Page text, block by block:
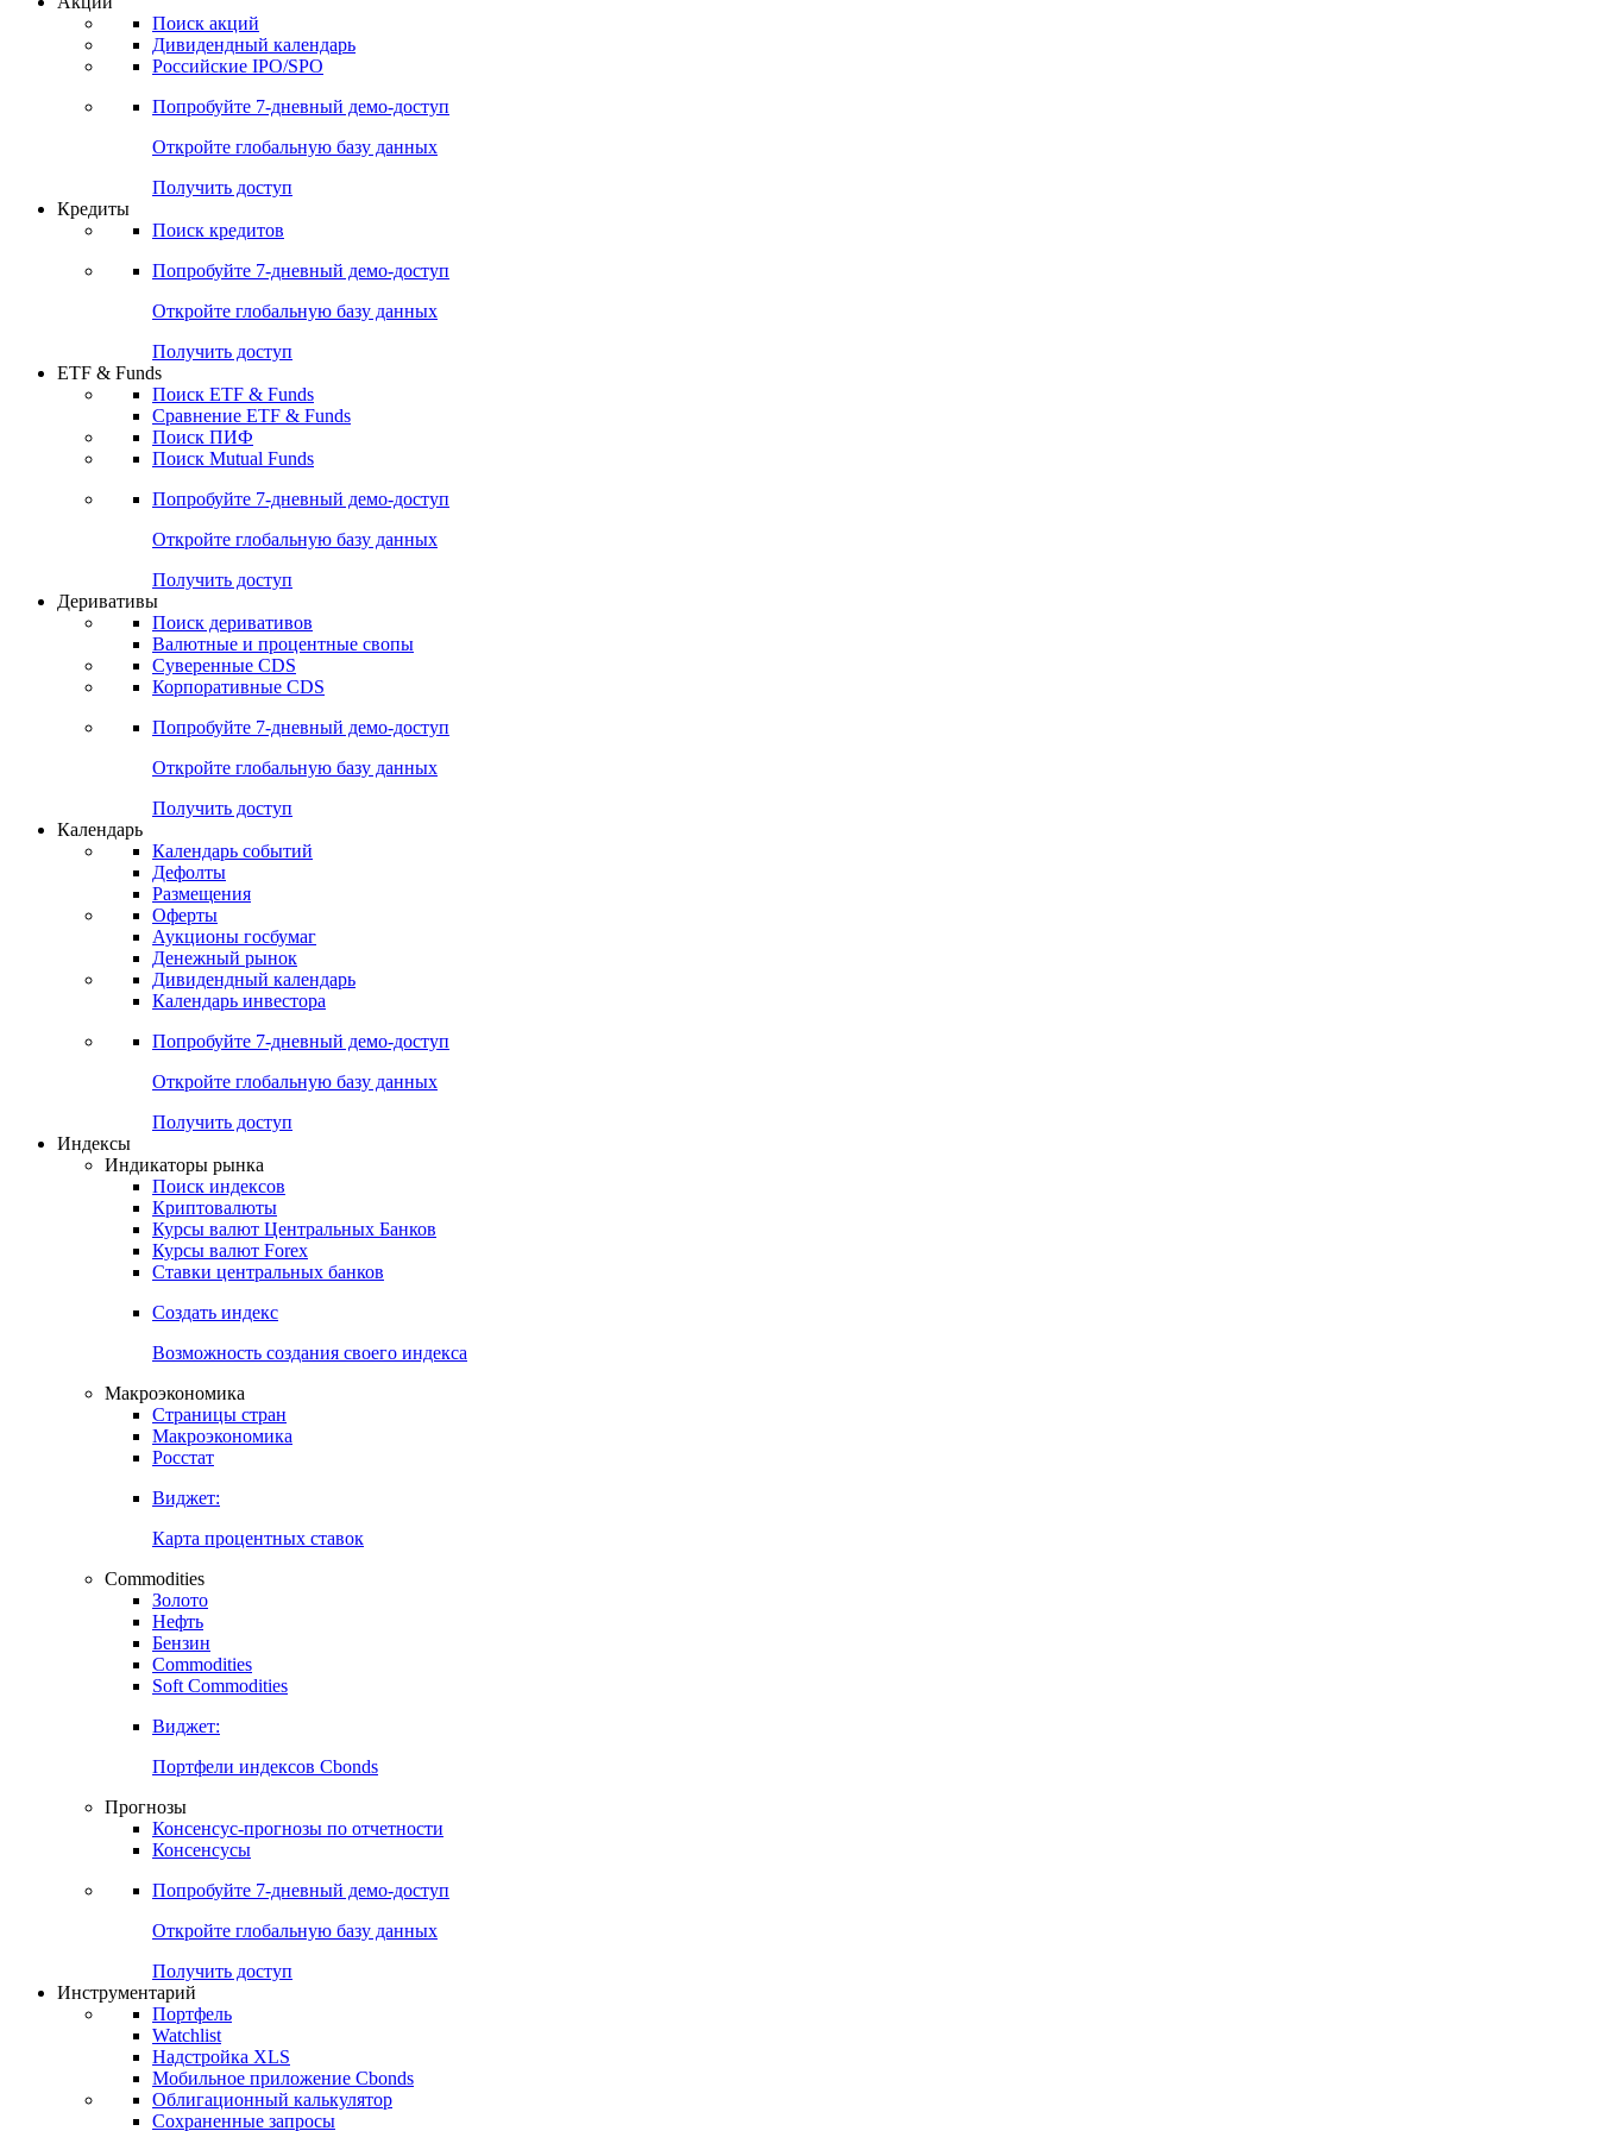
Поиск акций
Дивидендный календарь
Российские IPO/SPO
Попробуйте 7-дневный демо-доступ
Откройте глобальную базу данных
Получить доступ
Кредиты
Поиск кредитов
Попробуйте 7-дневный демо-доступ
Откройте глобальную базу данных
Получить доступ
ETF & Funds
Поиск ETF & Funds
Сравнение ETF & Funds
Поиск ПИФ
Поиск Mutual Funds
Попробуйте 7-дневный демо-доступ
Откройте глобальную базу данных
Получить доступ
Деривативы
Поиск деривативов
Валютные и процентные свопы
Суверенные CDS
Корпоративные CDS
Попробуйте 7-дневный демо-доступ
Откройте глобальную базу данных
Получить доступ
Календарь
Календарь событий
Дефолты
Размещения
Оферты
Аукционы госбумаг
Денежный рынок
Дивидендный календарь
Календарь инвестора
Попробуйте 7-дневный демо-доступ
Откройте глобальную базу данных
Получить доступ
Индексы
Индикаторы рынка
Поиск индексов
Криптовалюты
Курсы валют Центральных Банков
Курсы валют Forex
Ставки центральных банков
Создать индекс
Возможность создания своего индекса
Макроэкономика
Страницы стран
Макроэкономика
Росстат
Виджет:
Карта процентных ставок
Commodities
Золото
Нефть
Бензин
Commodities
Soft Commodities
Виджет:
Портфели индексов Cbonds
Прогнозы
Консенсус-прогнозы по отчетности
Консенсусы
Попробуйте 7-дневный демо-доступ
Откройте глобальную базу данных
Получить доступ
Инструментарий
Портфель
Watchlist
Надстройка XLS
Мобильное приложение Cbonds
Облигационный калькулятор
Сохраненные запросы